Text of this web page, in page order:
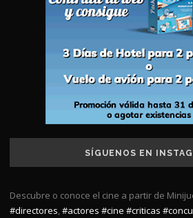
SÍGUENOS EN
Descubre o conoce el cine a partir de
#directores,#actores #cine #criticas